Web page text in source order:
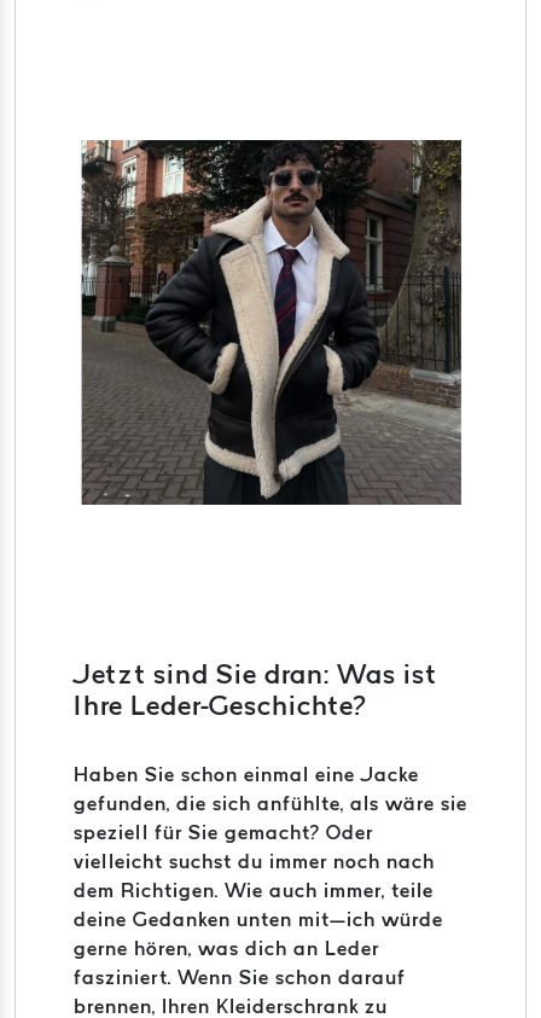
Jetzt sind Sie dran: Was ist
Ihre Leder-Geschichte?
Haben Sie schon einmal eine Jacke
gefunden, die sich anfühlte, als wäre sie
speziell für Sie gemacht? Oder
vielleicht suchst du immer noch nach
dem Richtigen. Wie auch immer, teile
deine Gedanken unten mit—ich würde
gerne hören, was dich an Leder
fasziniert. Wenn Sie schon darauf
brennen, Ihren Kleiderschrank zu